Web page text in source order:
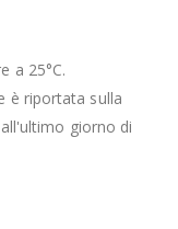
a 25°C.
è riportata sulla
giorno di